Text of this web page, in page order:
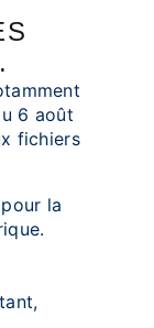
6 août
fichiers
la